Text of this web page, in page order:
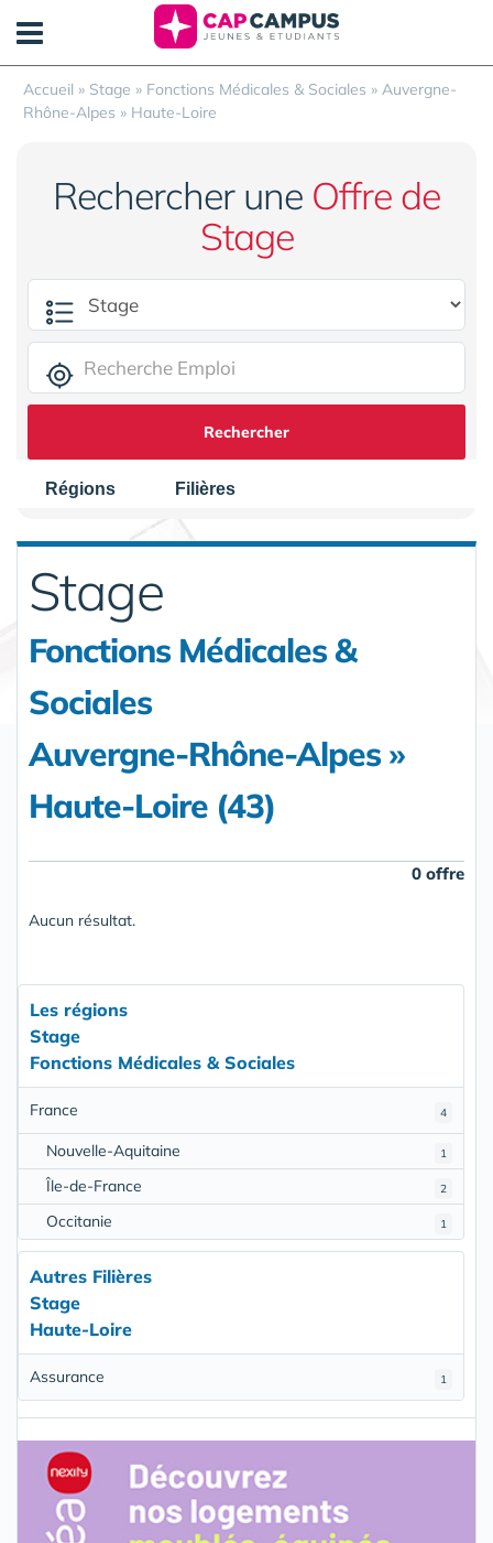
Accueil » Stage » Fonctions Médicales & Sociales » Auvergne-
Rhône-Alpes » Haute-Loire
Rechercher une Offre de
Stage
Rechercher
Régions Filières
Stage
Fonctions Médicales &
Sociales
Auvergne-Rhône-Alpes »
Haute-Loire (43)
0 offre
Aucun résultat.
Les régions
Stage
Fonctions Médicales & Sociales
4
France
1
Nouvelle-Aquitaine
2
Île-de-France
1
Occitanie
Autres Filières
Stage
Haute-Loire
1
Assurance
Panneau de gestion des cookies